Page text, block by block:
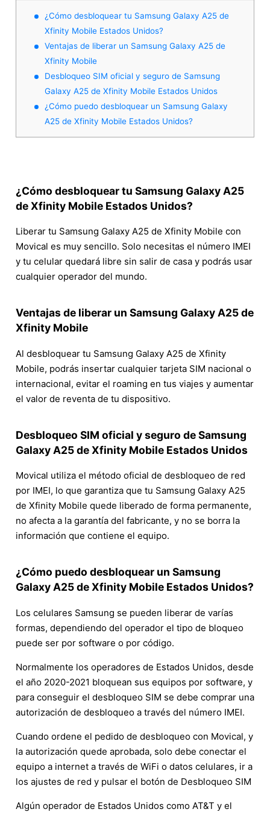
¿Cómo desbloquear tu Samsung Galaxy A25 de
Xfinity Mobile Estados Unidos?
Ventajas de liberar un Samsung Galaxy A25 de
Xfinity Mobile
Desbloqueo SIM oficial y seguro de Samsung
Galaxy A25 de Xfinity Mobile Estados Unidos
¿Cómo puedo desbloquear un Samsung Galaxy
A25 de Xfinity Mobile Estados Unidos?
¿Cómo desbloquear tu Samsung Galaxy A25
de Xfinity Mobile Estados Unidos?
Liberar tu Samsung Galaxy A25 de Xfinity Mobile con
Movical es muy sencillo. Solo necesitas el número IMEI
y tu celular quedará libre sin salir de casa y podrás usar
cualquier operador del mundo.
Ventajas de liberar un Samsung Galaxy A25 de
Xfinity Mobile
Al desbloquear tu Samsung Galaxy A25 de Xfinity
Mobile, podrás insertar cualquier tarjeta SIM nacional o
internacional, evitar el roaming en tus viajes y aumentar
el valor de reventa de tu dispositivo.
Desbloqueo SIM oficial y seguro de Samsung
Galaxy A25 de Xfinity Mobile Estados Unidos
Movical utiliza el método oficial de desbloqueo de red
por IMEI, lo que garantiza que tu Samsung Galaxy A25
de Xfinity Mobile quede liberado de forma permanente,
no afecta a la garantía del fabricante, y no se borra la
información que contiene el equipo.
¿Cómo puedo desbloquear un Samsung
Galaxy A25 de Xfinity Mobile Estados Unidos?
Los celulares Samsung se pueden liberar de varías
formas, dependiendo del operador el tipo de bloqueo
puede ser por software o por código.
Normalmente los operadores de Estados Unidos, desde
el año 2020-2021 bloquean sus equipos por software, y
para conseguir el desbloqueo SIM se debe comprar una
autorización de desbloqueo a través del número IMEI.
Cuando ordene el pedido de desbloqueo con Movical, y
la autorización quede aprobada, solo debe conectar el
equipo a internet a través de WiFi o datos celulares, ir a
los ajustes de red y pulsar el botón de Desbloqueo SIM
Algún operador de Estados Unidos como AT&T y el